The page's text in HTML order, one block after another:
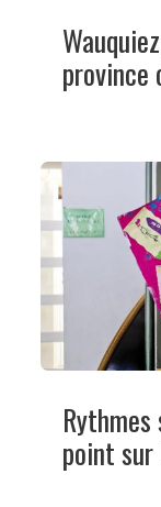
province
point sur